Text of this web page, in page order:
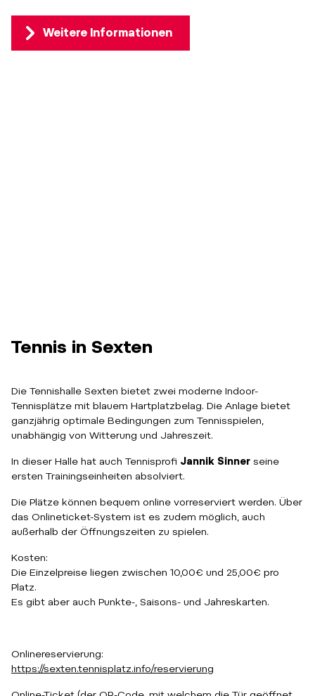
Weitere Informationen
Tennis in Sexten
Die Tennishalle Sexten bietet zwei moderne Indoor-
Tennisplätze mit blauem Hartplatzbelag. Die Anlage bietet
ganzjährig optimale Bedingungen zum Tennisspielen,
unabhängig von Witterung und Jahreszeit.
In dieser Halle hat auch Tennisprofi Jannik Sinner seine
ersten Trainingseinheiten absolviert.
Die Plätze können bequem online vorreserviert werden. Über
das Onlineticket-System ist es zudem möglich, auch
außerhalb der Öffnungszeiten zu spielen.
Kosten:
Die Einzelpreise liegen zwischen 10,00€ und 25,00€ pro
Platz.
Es gibt aber auch Punkte-, Saisons- und Jahreskarten.
Onlinereservierung:
https://sexten.tennisplatz.info/reservierung